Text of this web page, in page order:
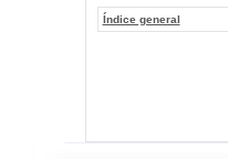
Índice general